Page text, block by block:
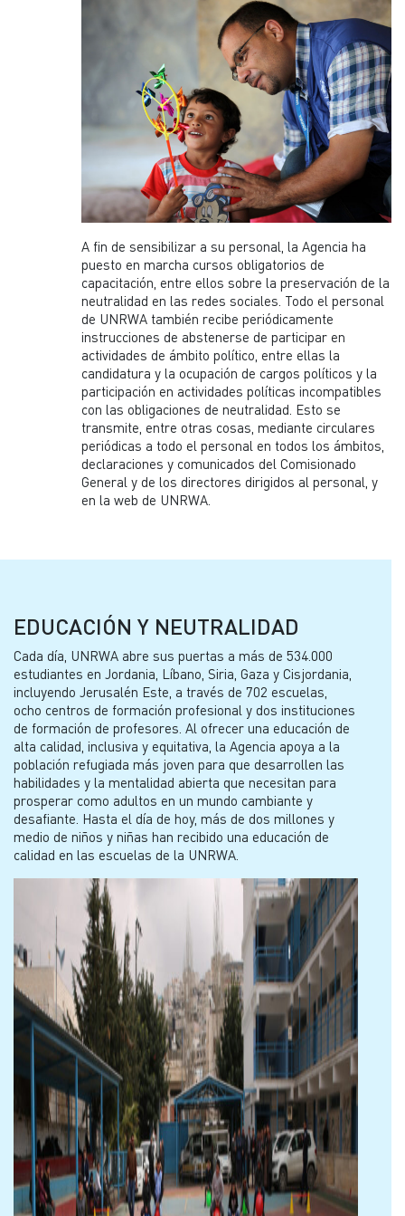
A fin de sensibilizar a su personal, la Agencia ha
puesto en marcha cursos obligatorios de
capacitación, entre ellos sobre la preservación de la
neutralidad en las redes sociales. Todo el personal
de UNRWA también recibe periódicamente
instrucciones de abstenerse de participar en
actividades de ámbito político, entre ellas la
candidatura y la ocupación de cargos políticos y la
participación en actividades políticas incompatibles
con las obligaciones de neutralidad. Esto se
transmite, entre otras cosas, mediante circulares
periódicas a todo el personal en todos los ámbitos,
declaraciones y comunicados del Comisionado
General y de los directores dirigidos al personal, y
en la web de UNRWA.
EDUCACIÓN Y NEUTRALIDAD
Cada día, UNRWA abre sus puertas a más de 534.000
estudiantes en Jordania, Líbano, Siria, Gaza y Cisjordania,
incluyendo Jerusalén Este, a través de 702 escuelas,
ocho centros de formación profesional y dos instituciones
de formación de profesores. Al ofrecer una educación de
alta calidad, inclusiva y equitativa, la Agencia apoya a la
población refugiada más joven para que desarrollen las
habilidades y la mentalidad abierta que necesitan para
prosperar como adultos en un mundo cambiante y
desafiante. Hasta el día de hoy, más de dos millones y
medio de niños y niñas han recibido una educación de
calidad en las escuelas de la UNRWA.